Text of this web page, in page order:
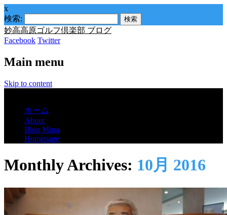
x
検索:
妙高高原ゴルフ倶楽部 ブログ
Facebook Twitter
Main menu
Skip to content
ホーム
About
Blog Mura
Homepage
Monthly Archives: 10月 2016